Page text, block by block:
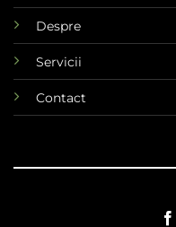
Despre
Servicii
Contact